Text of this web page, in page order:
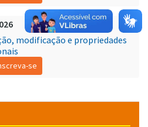
modificação e propriedades
se